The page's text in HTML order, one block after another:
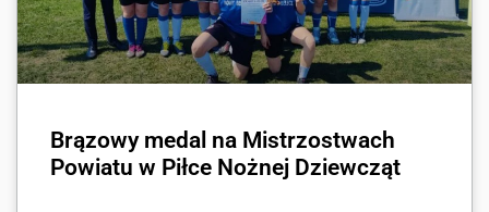
Brązowy medal na Mistrzostwach
Powiatu w Piłce Nożnej Dziewcząt